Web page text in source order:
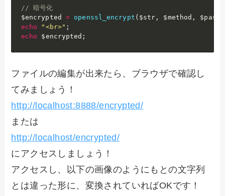
// 暗号化
$encrypted
= openssl_encrypt ( $str , $method ,
echo
"<br>" ;
echo
$encrypted ;
ファイルの編集が出来たら、ブラウザで確認し
てみましょう！
http://localhost:8888/encrypted/
または
http://localhost/encrypted/
にアクセスしましょう！
アクセスし、以下の画像のようにもとの文字列
とは違った形に、変換されていればOKです！